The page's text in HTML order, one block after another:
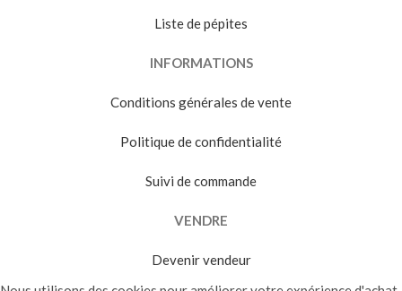
Liste de pépites
INFORMATIONS
Conditions générales de vente
Politique de confidentialité
Suivi de commande
VENDRE
Devenir vendeur